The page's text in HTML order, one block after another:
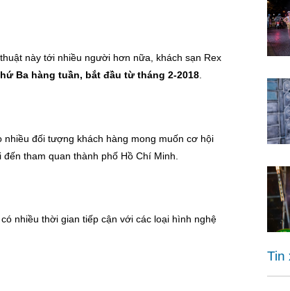
này tới nhiều người hơn nữa, khách sạn Rex
Ba hàng tuần, bắt đầu từ tháng 2-2018
nhiều đối tượng khách hàng mong muốn cơ hội
tham quan thành phố Hồ Chí Minh.
nhiều thời gian tiếp cận với các loại hình nghệ
Tin